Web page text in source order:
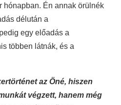
hónapban. Én annak örülnék
délután a
egy előadás a
többen látnák, és a
az Öné, hiszen
végzett, hanem még